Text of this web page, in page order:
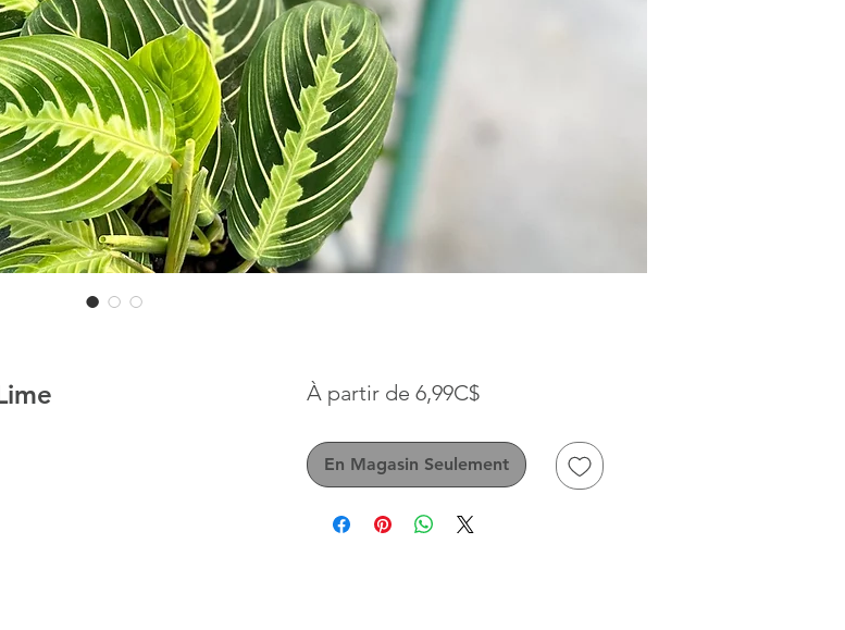
À partir de 6,99C$Prix
En Magasin Seulement